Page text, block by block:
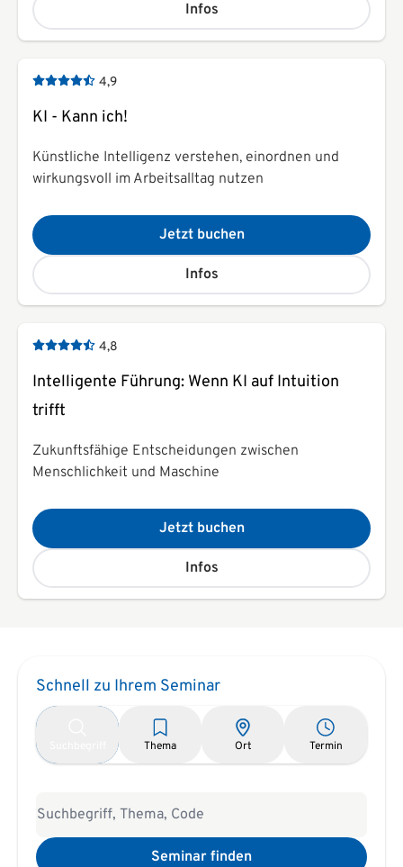
Infos
4,9
KI - Kann ich!
Künstliche Intelligenz verstehen, einordnen und
wirkungsvoll im Arbeitsalltag nutzen
Jetzt buchen
Infos
4,8
Intelligente Führung: Wenn KI auf Intuition
trifft
Zukunftsfähige Entscheidungen zwischen
Menschlichkeit und Maschine
Jetzt buchen
Infos
Schnell zu Ihrem Seminar
Thema Ort Termin
Seminar finden